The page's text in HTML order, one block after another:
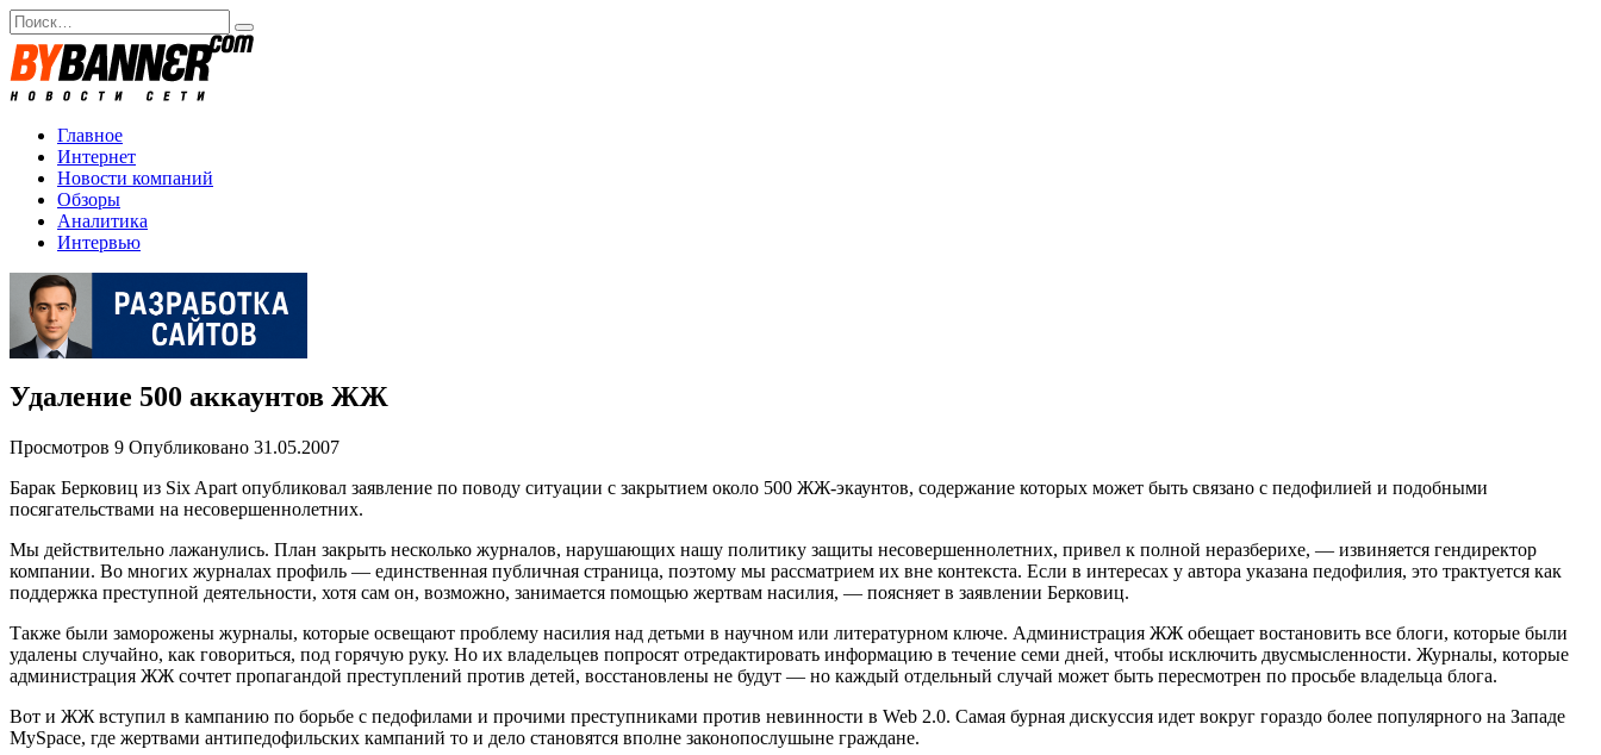
Перейти
к
содержанию
Search
for:
Главное
Интернет
Новости компаний
Обзоры
Аналитика
Интервью
Удаление 500 аккаунтов ЖЖ
Просмотров 9 Опубликовано 31.05.2007
Барак Берковиц из Six Apart опубликовал заявление по поводу ситуации с закрытием около 500 ЖЖ-экаунтов, содержание которых может быть связано с педофилией и подобными
посягательствами на несовершеннолетних.
Мы действительно лажанулись. План закрыть несколько журналов, нарушающих нашу политику защиты несовершеннолетних, привел к полной неразберихе, — извиняется гендиректор
компании. Во многих журналах профиль — единственная публичная страница, поэтому мы рассматрием их вне контекста. Если в интересах у автора указана педофилия, это трактуется как
поддержка преступной деятельности, хотя сам он, возможно, занимается помощью жертвам насилия, — поясняет в заявлении Берковиц.
Также были заморожены журналы, которые освещают проблему насилия над детьми в научном или литературном ключе. Администрация ЖЖ обещает востановить все блоги, которые были
удалены случайно, как говориться, под горячую руку. Но их владельцев попросят отредактировать информацию в течение семи дней, чтобы исключить двусмысленности. Журналы, которые
администрация ЖЖ сочтет пропагандой преступлений против детей, восстановлены не будут — но каждый отдельный случай может быть пересмотрен по просьбе владельца блога.
Вот и ЖЖ вступил в кампанию по борьбе с педофилами и прочими преступниками против невинности в Web 2.0. Самая бурная дискуссия идет вокруг гораздо более популярного на Западе
MySpace, где жертвами антипедофильских кампаний то и дело становятся вполне законопослушыне граждане.